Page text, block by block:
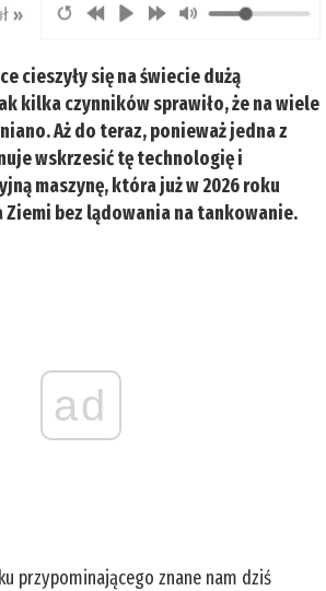
cieszyły się na świecie dużą
kilka czynników sprawiło, że na wiele
Aż do teraz, ponieważ jedna z
wskrzesić tę technologię i
maszynę, która już w 2026 roku
bez lądowania na tankowanie.
ad
przypominającego znane nam dziś